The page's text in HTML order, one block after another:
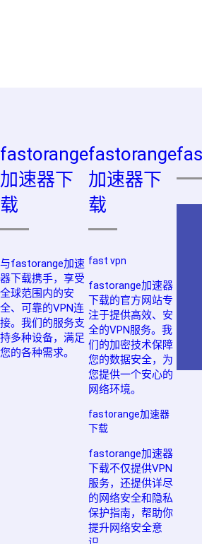
fastorange
加速器下
载
与fastorange加速
器下载携手，享受
全球范围内的安
全、可靠的VPN连
接。我们的服务支
持多种设备，满足
您的各种需求。
fastorange
加速器下
载
fast vpn
fastorange加速器
下载的官方网站专
注于提供高效、安
全的VPN服务。我
们的加密技术保障
您的数据安全，为
您提供一个安心的
网络环境。
fastorange加速器
下载
fastorange加速器
下载不仅提供VPN
服务，还提供详尽
的网络安全和隐私
保护指南，帮助你
提升网络安全意